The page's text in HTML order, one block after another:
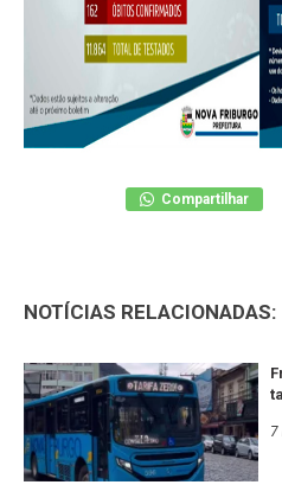
Compartilhar
NOTÍCIAS RELACIONADAS:
7